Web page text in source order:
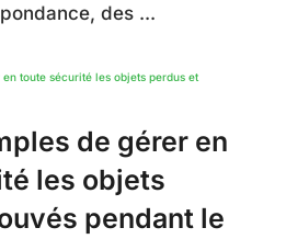
des ...
de gérer en
les objets
pendant le